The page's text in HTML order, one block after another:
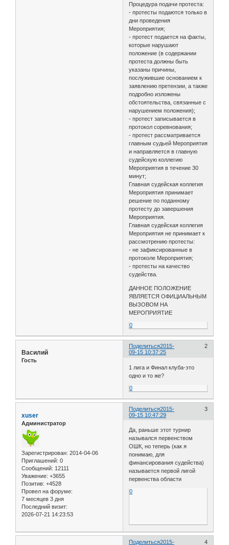
Процедура подачи протеста:
- протесты подаются только в
дни проведения
Мероприятия;
- протест подается на факты,
которые нарушают
положение (в содержании
протеста должны быть
указаны причины,
послужившие основанием к
заявлению претензии, а также
подробно изложены
обстоятельства, связанные с
нарушением положения);
- протест записывается в
протокол соревнования;
- протест рассматривается
главным судьей Мероприятия
и направляется в главную
судейскую коллегию
Мероприятия в течение 30
минут;
Главная судейская коллегия
Мероприятия принимает
решение по поданному
протесту до завершения
Мероприятия.
Главная судейская коллегия
Мероприятия не принимает к
рассмотрению протесты:
- не зафиксированные в
протоколе Мероприятия;
- протесты на качество
судейства.
ДАННОЕ ПОЛОЖЕНИЕ
ЯВЛЯЕТСЯ ОФИЦИАЛЬНЫМ
ВЫЗОВОМ НА
МЕРОПРИЯТИЕ
0
Поделиться 2
2015-
09-15 10:37:25
Василий
Гость
1 лига и Финал клуба-это
одно и то же?
0
Поделиться 3
2015-
09-15 10:47:29
xuser
Администратор
Зарегистрирован: 2014-04-06
Приглашений: 0
Сообщений: 12111
Уважение: +3655
Позитив: +4528
Провел на форуме:
7 месяцев 3 дня
Последний визит:
2026-07-21 14:23:53
Да, раньше этот турнир
назывался первенством
ОШК, но теперь (как я
понимаю, для
финансирования судейства)
называется первой лигой
первенства области
0
Поделиться 4
2015-